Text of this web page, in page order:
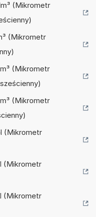
(Mikrometr
(Mikrometr
(Mikrometr
(Mikrometr
(Mikrometr
(Mikrometr
(Mikrometr